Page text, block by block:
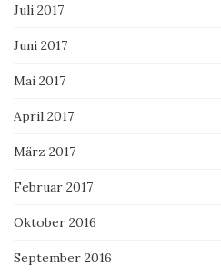
Juli 2017
Juni 2017
Mai 2017
April 2017
März 2017
Februar 2017
Oktober 2016
September 2016